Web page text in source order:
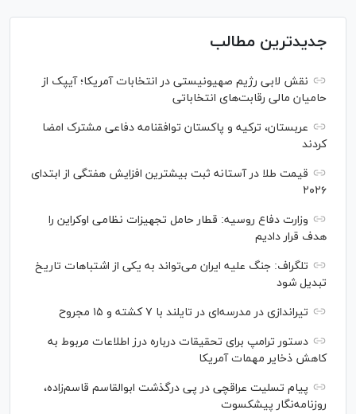
جدیدترین مطالب
نقش لابی رژیم صهیونیستی در انتخابات آمریکا؛ آیپک از
حامیان مالی رقابت‌های انتخاباتی
عربستان، ترکیه و پاکستان توافقنامه دفاعی مشترک امضا
کردند
قیمت طلا در آستانه ثبت بیشترین افزایش هفتگی از ابتدای
۲۰۲۶
وزارت دفاع روسیه: قطار حامل تجهیزات نظامی اوکراین را
هدف قرار دادیم
تلگراف: جنگ علیه ایران می‌تواند به یکی از اشتباهات تاریخ
تبدیل شود
تیراندازی در مدرسه‌ای در تایلند با ۷ کشته و ۱۵ مجروح
دستور ترامپ برای تحقیقات درباره درز اطلاعات مربوط به
کاهش ذخایر مهمات آمریکا
پیام تسلیت عراقچی در پی درگذشت ابوالقاسم قاسم‌زاده،
روزنامه‌نگار پیشکسوت